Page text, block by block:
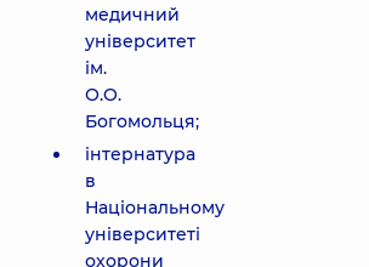
медичний
університет
ім.
О.О.
Богомольця;
інтернатура
в
Національному
університеті
охорони